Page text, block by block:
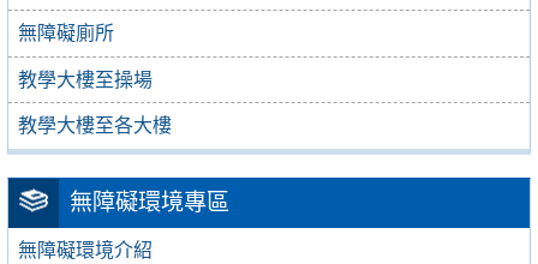
無障礙廁所
教學大樓至操場
教學大樓至各大樓
無障礙環境專區
無障礙環境介紹